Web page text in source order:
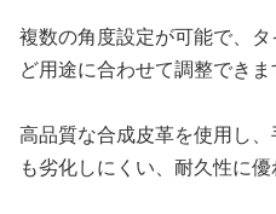
複数の角度設定が可能で、
ど用途に合わせて調整できま
高品質な合成皮革を使用し
も劣化しにくい、耐久性に優